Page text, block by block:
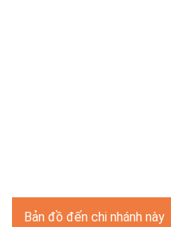
Bản đồ đến chi nhánh này